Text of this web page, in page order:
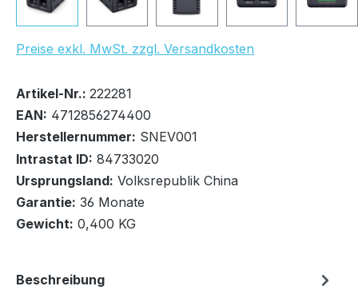
UVP Netto: 188,00 €
Preise exkl. MwSt. zzgl. Versandkosten
Bestand:9x
Sofort verfügbar, Lieferzeit: 1-2 Tage
In den Warenkorb
Artikel-Nr.: 222281
EAN: 4712856274400
Herstellernummer: SNEV001
Intrastat ID: 84733020
Ursprungsland: Volksrepublik China
Garantie: 36 Monate
Gewicht: 0,400 KG
Beschreibung